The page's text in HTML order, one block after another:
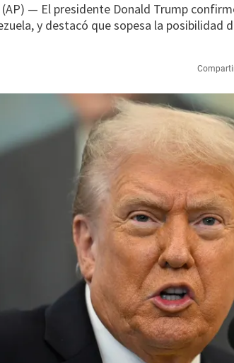
(AP) — El presidente Donald Trump
y destacó que sopesa la posibilidad